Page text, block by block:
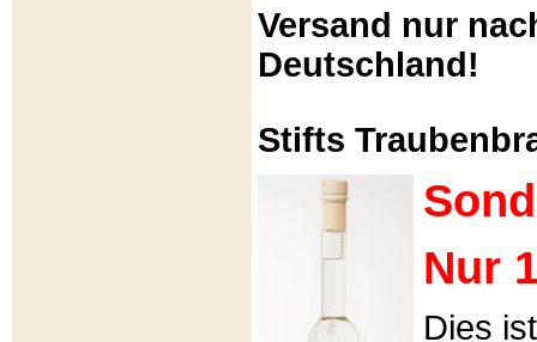
Versand nur
Deutschland!
Stifts
Nur
Dies